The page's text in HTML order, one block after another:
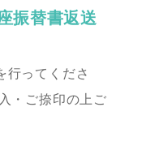
振替書返送
行ってくださ
・ご捺印の上ご